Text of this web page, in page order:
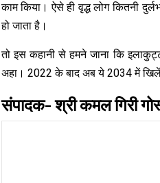
काम किया। ऐसे ही वृद्ध लोग कितनी
हो जाता है।
तो इस कहानी से हमने जाना कि
अहा। 2022 के बाद अब ये 2034 में
संपादक- श्री कमल गिरी